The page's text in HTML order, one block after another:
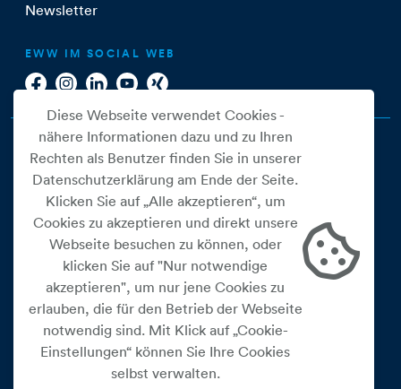
Newsletter
EWW IM SOCIAL WEB
Cookie Einstellungen
Datenschutz
Impressum
Widerrufsbelehrung
Medienfreiheitsgesetz
Diese Webseite verwendet Cookies -
nähere Informationen dazu und zu Ihren
Rechten als Benutzer finden Sie in unserer
Datenschutzerklärung am Ende der Seite.
Klicken Sie auf „Alle akzeptieren“, um
Cookies zu akzeptieren und direkt unsere
Webseite besuchen zu können, oder
klicken Sie auf "Nur notwendige
akzeptieren", um nur jene Cookies zu
erlauben, die für den Betrieb der Webseite
notwendig sind. Mit Klick auf „Cookie-
Einstellungen“ können Sie Ihre Cookies
selbst verwalten.